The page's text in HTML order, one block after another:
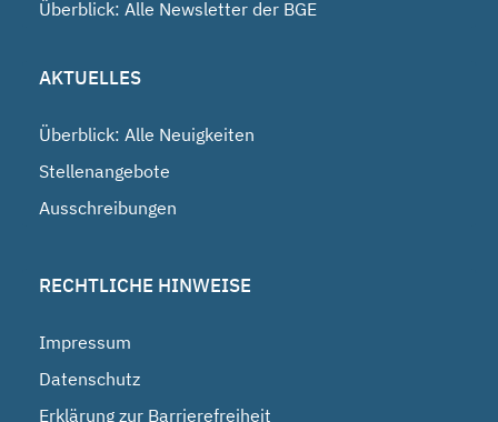
Überblick: Alle Newsletter der BGE
AKTUELLES
Überblick: Alle Neuigkeiten
Stellenangebote
Ausschreibungen
RECHTLICHE HINWEISE
Impressum
Datenschutz
Erklärung zur Barrierefreiheit